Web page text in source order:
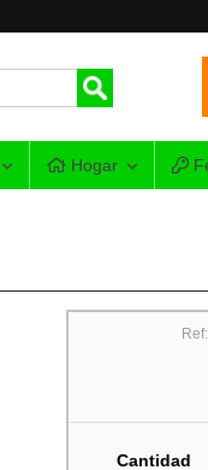
Hogar
Ref:
Cantidad